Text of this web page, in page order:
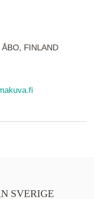
bilder
FINLAND
SVERIGE